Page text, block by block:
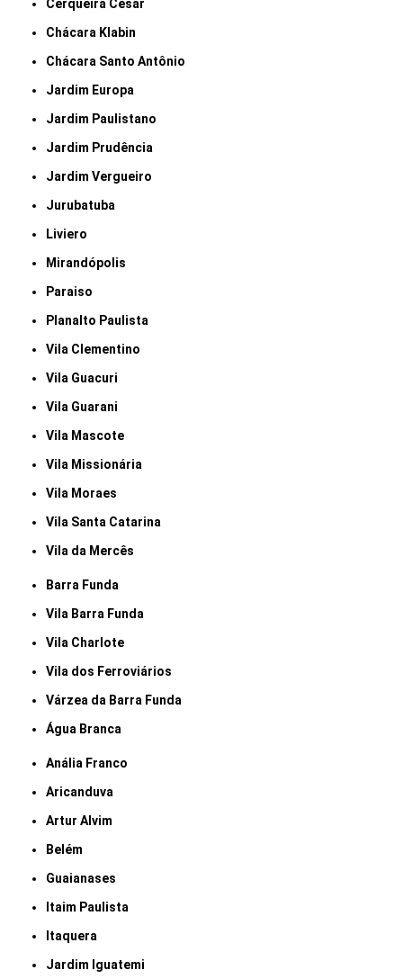
Cerqueira César
Chácara Klabin
Chácara Santo Antônio
Jardim Europa
Jardim Paulistano
Jardim Prudência
Jardim Vergueiro
Jurubatuba
Liviero
Mirandópolis
Paraiso
Planalto Paulista
Vila Clementino
Vila Guacuri
Vila Guarani
Vila Mascote
Vila Missionária
Vila Moraes
Vila Santa Catarina
Vila da Mercês
Barra Funda
Vila Barra Funda
Vila Charlote
Vila dos Ferroviários
Várzea da Barra Funda
Água Branca
Anália Franco
Aricanduva
Artur Alvim
Belém
Guaianases
Itaim Paulista
Itaquera
Jardim Iguatemi